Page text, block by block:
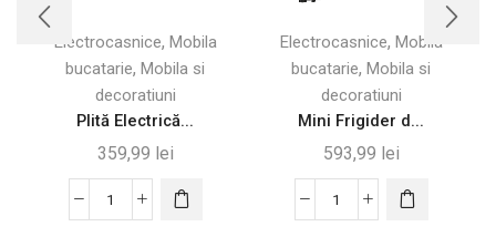
Electrocasnice, Mobila
bucatarie, Mobila si
decoratiuni
Plită Electrică...
359,99 lei
Cantitate
Electrocasnice, Mobila
bucatarie, Mobila si
decoratiuni
Mini Frigider d...
593,99 lei
Cantitate